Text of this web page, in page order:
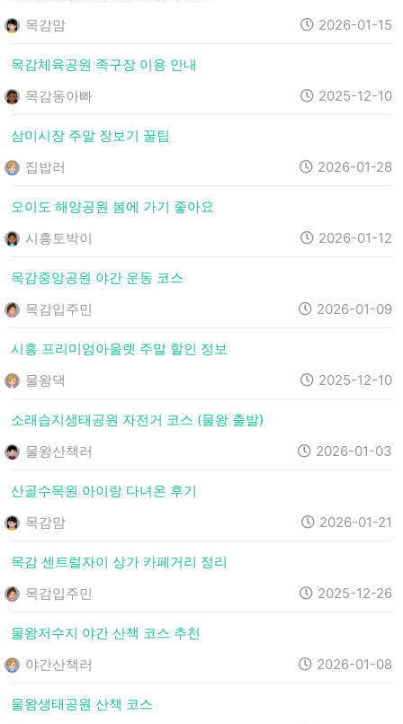
목감맘
2026-01-15
목감체육공원 족구장 이용 안내
목감동아빠
2025-12-10
삼미시장 주말 장보기 꿀팁
집밥러
2026-01-28
오이도 해양공원 봄에 가기 좋아요
시흥토박이
2026-01-12
목감중앙공원 야간 운동 코스
목감입주민
2026-01-09
시흥 프리미엄아울렛 주말 할인 정보
물왕댁
2025-12-10
소래습지생태공원 자전거 코스 (물왕 출발)
물왕산책러
2026-01-03
산골수목원 아이랑 다녀온 후기
목감맘
2026-01-21
목감 센트럴자이 상가 카페거리 정리
목감입주민
2025-12-26
물왕저수지 야간 산책 코스 추천
야간산책러
2026-01-08
물왕생태공원 산책 코스